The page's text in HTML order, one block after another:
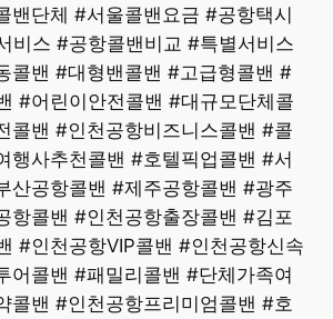
밴단체 #서울콜밴요금 #공항택시
비스 #공항콜밴비교 #특별서비스
콜밴 #대형밴콜밴 #고급형콜밴 #
#어린이안전콜밴 #대규모단체콜
콜밴 #인천공항비즈니스콜밴 #콜
행사추천콜밴 #호텔픽업콜밴 #서
산공항콜밴 #제주공항콜밴 #광주
항콜밴 #인천공항출장콜밴 #김포
#인천공항VIP콜밴 #인천공항신속
어콜밴 #패밀리콜밴 #단체가족여
콜밴 #인천공항프리미엄콜밴 #호